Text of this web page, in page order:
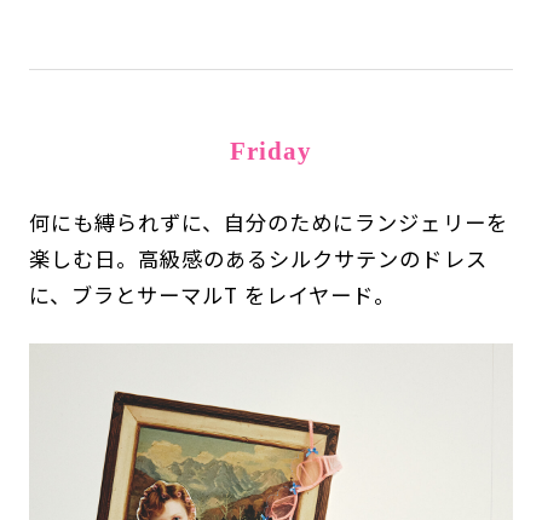
Friday
何にも縛られずに、自分のためにランジェリーを
楽しむ日。高級感のあるシルクサテンのドレス
に、ブラとサーマルT をレイヤード。